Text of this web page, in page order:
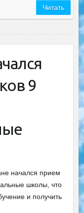
Читать
9
начался прием
школы, что
и получить